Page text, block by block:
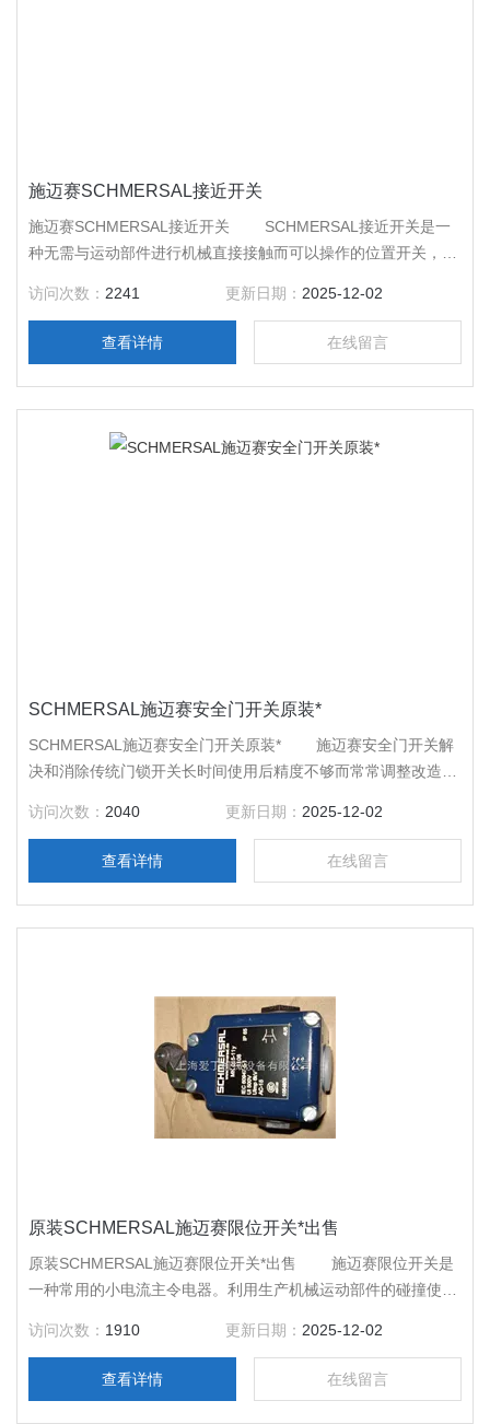
施迈赛SCHMERSAL接近开关
施迈赛SCHMERSAL接近开关 SCHMERSAL接近开关是一
种无需与运动部件进行机械直接接触而可以操作的位置开关，当
何压力即 可使开关动作，从而驱动直流电器或给计算机（plc）
装置提供控制指令。
访问次数： 2241 更新日期： 2025-12-02
查看详情 在线留言
SCHMERSAL施迈赛安全门开关原装*
SCHMERSAL施迈赛安全门开关原装* 施迈赛安全门开关解
决和消除传统门锁开关长时间使用后精度不够而常常调整改造的
仍可可靠操动开关。
访问次数： 2040 更新日期： 2025-12-02
查看详情 在线留言
原装SCHMERSAL施迈赛限位开关*出售
原装SCHMERSAL施迈赛限位开关*出售 施迈赛限位开关是
一种常用的小电流主令电器。利用生产机械运动部件的碰撞使其
访问次数： 1910 更新日期： 2025-12-02
查看详情 在线留言